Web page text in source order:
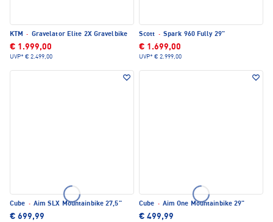
KTM · Gravelator Elite 2X Gravelbike
€ 1.999,00
UVP* € 2.499,00
Scott · Spark 960 Fully 29"
€ 1.699,00
UVP* € 2.999,00
Cube · Aim SLX Mountainbike 27,5"
€ 699,99
Cube · Aim One Mountainbike 29"
€ 499,99